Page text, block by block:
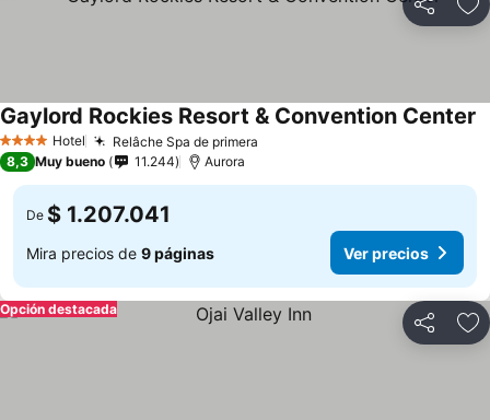
Compartir
4 EstrellasHotel Relâche Spa de primera
Gaylord Rockies Resort & Convention Center
8,3 Muy bueno 11.244 Aurora
De $ 1.207.041
Mira precios de 9 páginas Ver precios
Compartir
Opción destacada